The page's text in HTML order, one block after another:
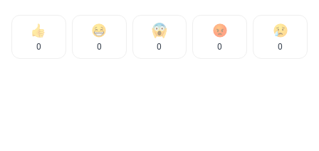
0 0 0 0 0